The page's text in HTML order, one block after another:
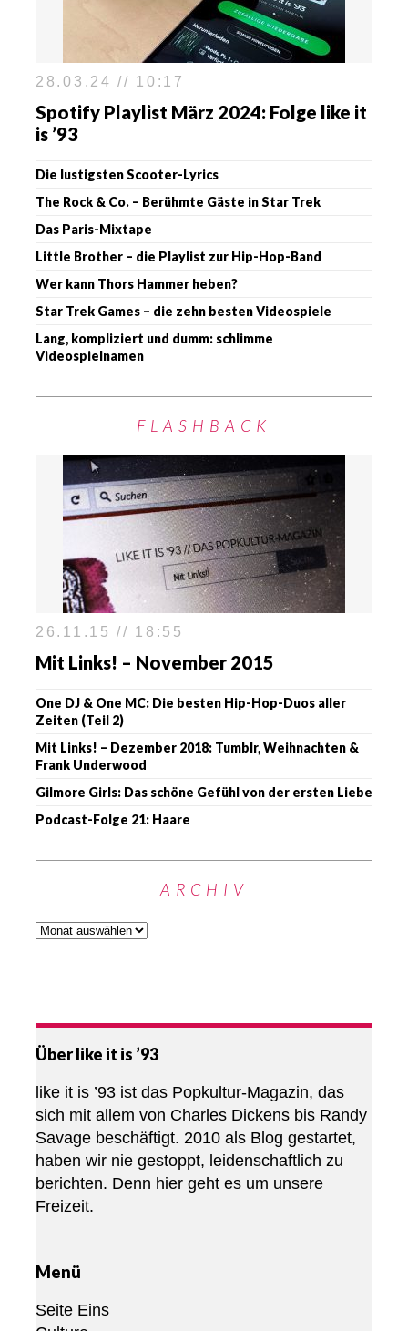
28.03.24 // 10:17
Spotify Playlist März 2024: Folge like it
is ’93
Die lustigsten Scooter-Lyrics
The Rock & Co. – Berühmte Gäste in Star Trek
Das Paris-Mixtape
Little Brother – die Playlist zur Hip-Hop-Band
Wer kann Thors Hammer heben?
Star Trek Games – die zehn besten Videospiele
Lang, kompliziert und dumm: schlimme
Videospielnamen
FLASHBACK
26.11.15 // 18:55
Mit Links! – November 2015
One DJ & One MC: Die besten Hip-Hop-Duos aller
Zeiten (Teil 2)
Mit Links! – Dezember 2018: Tumblr, Weihnachten &
Frank Underwood
Gilmore Girls: Das schöne Gefühl von der ersten Liebe
Podcast-Folge 21: Haare
ARCHIV
Über like it is ’93
like it is ’93 ist das Popkultur-Magazin, das
sich mit allem von Charles Dickens bis Randy
Savage beschäftigt. 2010 als Blog gestartet,
haben wir nie gestoppt, leidenschaftlich zu
berichten. Denn hier geht es um unsere
Freizeit.
Menü
Seite Eins